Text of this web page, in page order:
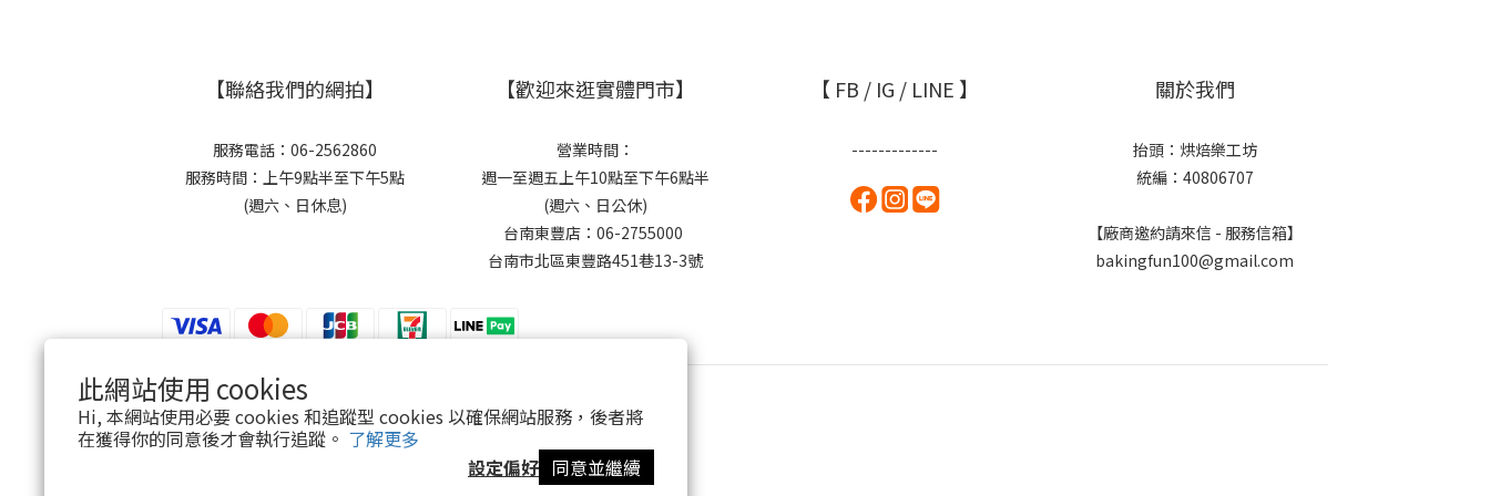
此網站使用 cookies
Hi, 本網站使用必要 cookies 和追蹤型 cookies 以確保網站服務，後者將
在獲得你的同意後才會執行追蹤。 了解更多
設定偏好 同意並繼續
【聯絡我們的網拍】
服務電話：06-2562860
服務時間：上午9點半至下午5點
(週六、日休息)
【歡迎來逛實體門市】
營業時間：
週一至週五上午10點至下午6點半
(週六、日公休)
台南東豐店：06-2755000
台南市北區東豐路451巷13-3號
【 FB / IG / LINE 】
-------------
關於我們
抬頭：烘焙樂工坊
統編：40806707
【廠商邀約請來信 - 服務信箱】
bakingfun100@gmail.com
$TWD 繁體中文